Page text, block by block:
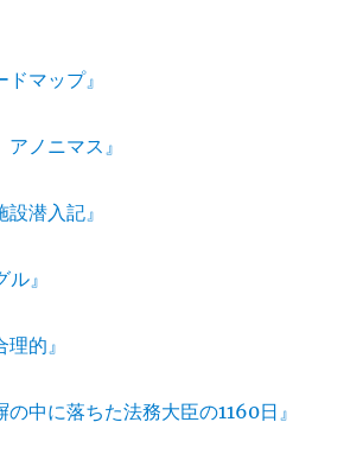
ドマップ』
ノニマス』
設潜入記』
』
理的』
中に落ちた法務大臣の1160日』